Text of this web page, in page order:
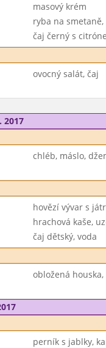
masový krém
ryba na
čaj černý s
ovocný salát, čaj
2017
chléb, máslo,
hovězí vývar s
hrachová kaše,
čaj dětský, voda
obložená
perník s jablky,